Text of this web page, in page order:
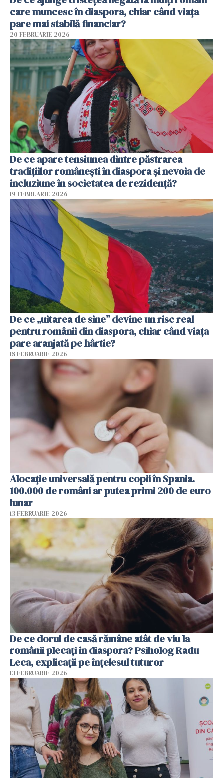
care muncesc în diaspora, chiar când viața
pare mai stabilă financiar?
20 FEBRUARIE 2026
De ce apare tensiunea dintre păstrarea
tradițiilor românești în diaspora și nevoia de
incluziune în societatea de rezidență?
19 FEBRUARIE 2026
De ce „uitarea de sine” devine un risc real
pentru românii din diaspora, chiar când viața
pare aranjată pe hârtie?
18 FEBRUARIE 2026
Alocație universală pentru copii în Spania.
100.000 de români ar putea primi 200 de euro
lunar
13 FEBRUARIE 2026
De ce dorul de casă rămâne atât de viu la
românii plecați în diaspora? Psiholog Radu
Leca, explicații pe înțelesul tuturor
13 FEBRUARIE 2026